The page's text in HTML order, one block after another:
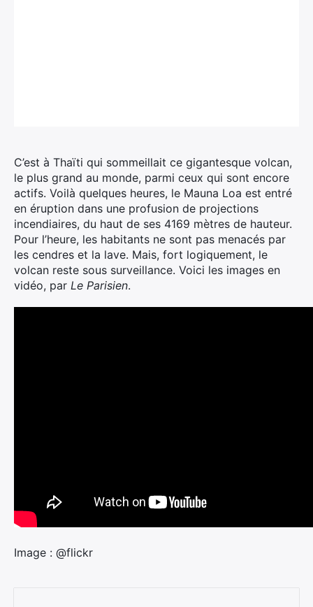
C’est à Thaïti qui sommeillait ce gigantesque volcan,
le plus grand au monde, parmi ceux qui sont encore
actifs. Voilà quelques heures, le Mauna Loa est entré
en éruption dans une profusion de projections
incendiaires, du haut de ses 4169 mètres de hauteur.
Pour l’heure, les habitants ne sont pas menacés par
les cendres et la lave. Mais, fort logiquement, le
volcan reste sous surveillance. Voici les images en
vidéo, par Le Parisien.
Image : @flickr